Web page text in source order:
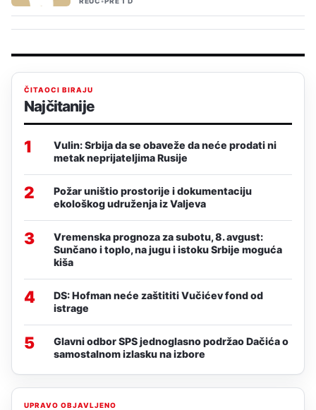
ČITAOCI BIRAJU
Najčitanije
1
Vulin: Srbija da se obaveže da neće prodati ni
metak neprijateljima Rusije
2
Požar uništio prostorije i dokumentaciju
ekološkog udruženja iz Valjeva
3
Vremenska prognoza za subotu, 8. avgust:
Sunčano i toplo, na jugu i istoku Srbije moguća
kiša
4
DS: Hofman neće zaštititi Vučićev fond od
istrage
5
Glavni odbor SPS jednoglasno podržao Dačića o
samostalnom izlasku na izbore
UPRAVO OBJAVLJENO